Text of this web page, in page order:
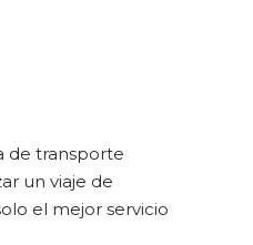
de transporte
un viaje de
el mejor servicio